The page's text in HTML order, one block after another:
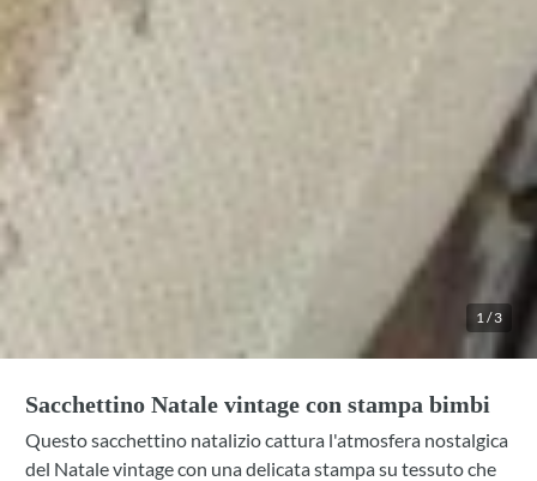
1/3
Sacchettino Natale vintage con stampa bimbi
Questo sacchettino natalizio cattura l'atmosfera nostalgica
del Natale vintage con una delicata stampa su tessuto che